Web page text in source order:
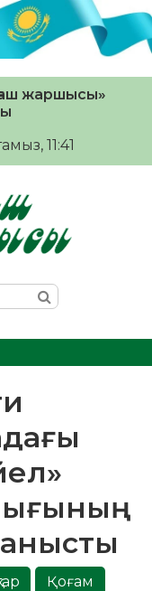
жаршысы»
11:41
Қоғам